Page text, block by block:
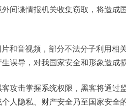
间谍情报机关收集窃取，将造成
和音视频，部分不法分子利用相
误导，对我国家安全和形象造成损
攻击掌握系统权限，黑客将通过
人隐私、财产安全乃至国家安全